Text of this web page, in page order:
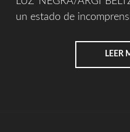
un estado de
LEER